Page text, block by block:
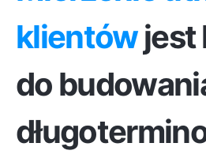
klientówjest
do